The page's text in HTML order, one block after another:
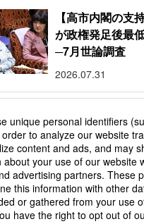
【高市内閣の支
が政権発足後最
─7月世論調査
2026.07.31
もっと見る
ワード